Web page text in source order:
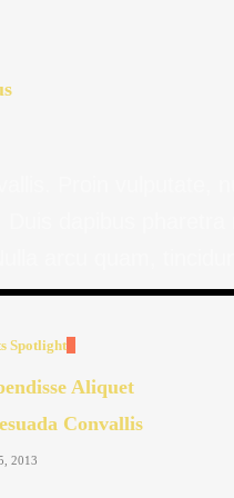
Spotlight
Aliquet
Convallis
2013